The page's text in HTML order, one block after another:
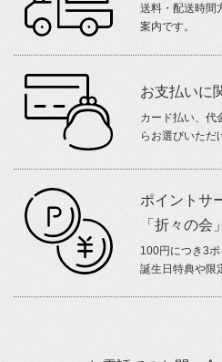
送料・配送時間
案内です。
お支払いに
カード払い、代
らお選びいただ
ポイントサ
「折々の会
100円につき3ポ
誕生日特典や限